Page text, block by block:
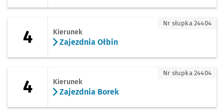
4 Kierunek
Zajezdnia Ołbin
Nr słupka 24404
4 - kierunek Zajezdnia Borek
4 Kierunek
Zajezdnia Borek
Nr słupka 24404